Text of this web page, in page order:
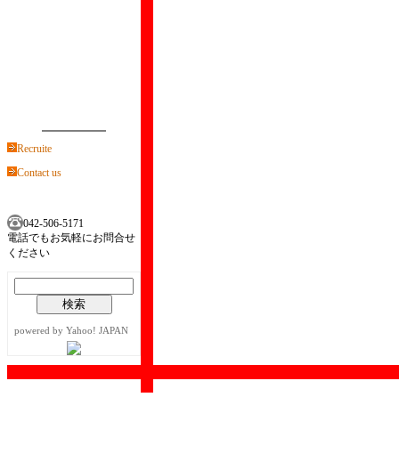
Recruite
Contact us
042-506-5171
電話でもお気軽にお問合せ
ください
powered by Yahoo! JAPAN